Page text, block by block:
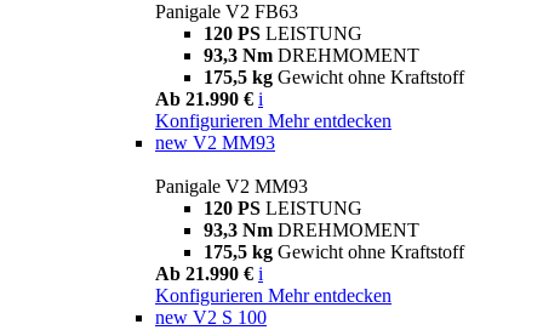
Panigale V2 FB63
120 PS LEISTUNG
93,3 Nm DREHMOMENT
175,5 kg Gewicht ohne Kraftstoff
Ab 21.990 € i
Konfigurieren Mehr entdecken
new V2 MM93
Panigale V2 MM93
120 PS LEISTUNG
93,3 Nm DREHMOMENT
175,5 kg Gewicht ohne Kraftstoff
Ab 21.990 € i
Konfigurieren Mehr entdecken
new V2 S 100